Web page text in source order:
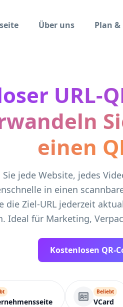
Über uns Plan &
URL-
einen
jede Website, jedes
in einen
die Ziel-URL jederzeit
Ideal für Marketing,
Kostenlosen QR-
Beliebt
VCard